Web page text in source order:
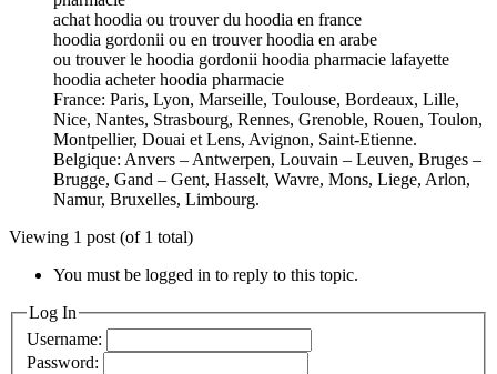
achat hoodia ou trouver du hoodia en france
hoodia gordonii ou en trouver hoodia en arabe
ou trouver le hoodia gordonii hoodia pharmacie lafayette
hoodia acheter hoodia pharmacie
France: Paris, Lyon, Marseille, Toulouse, Bordeaux, Lille,
Nice, Nantes, Strasbourg, Rennes, Grenoble, Rouen, Toulon,
Montpellier, Douai et Lens, Avignon, Saint-Etienne.
Belgique: Anvers – Antwerpen, Louvain – Leuven, Bruges –
Brugge, Gand – Gent, Hasselt, Wavre, Mons, Liege, Arlon,
Namur, Bruxelles, Limbourg.
Viewing 1 post (of 1 total)
You must be logged in to reply to this topic.
Log In
Username:
Password: